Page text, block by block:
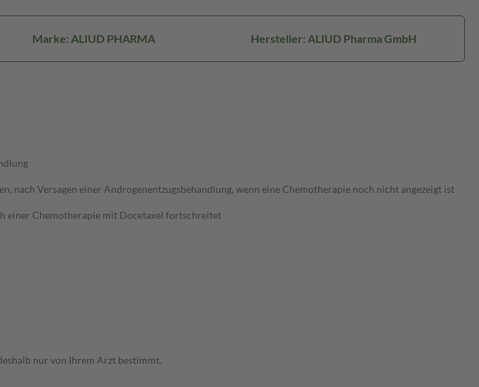
Marke: ALIUD PHARMA Hersteller: ALIUD Pharma GmbH
Versagen einer Androgenentzugsbehandlung, wenn eine Chemotherapie noch nicht angezeigt ist
einer Chemotherapie mit Docetaxel fortschreitet
nur von Ihrem Arzt bestimmt.